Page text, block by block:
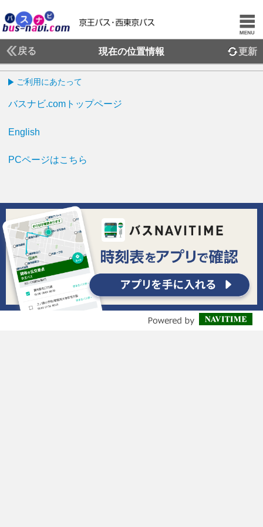
戻る 現在の位置情報 更新
ご利用にあたって
バスナビ.comトップページ
English
PCページはこちら